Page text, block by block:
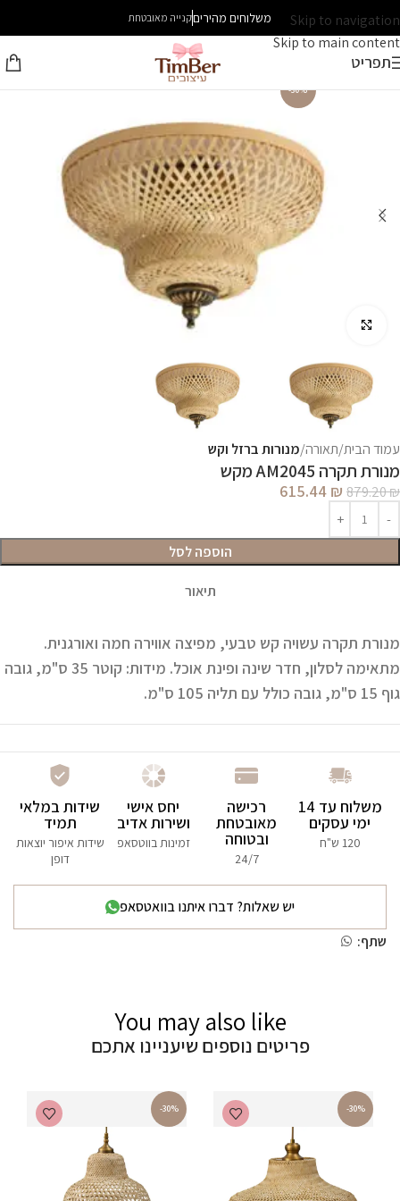
Skip to navigation
Skip to main content
משלוחים מהיריםקנייה מאובטחת
תפריט
עמוד הבית תאורה מנורות ברזל וקש
מנורת תקרה AM2045 מקש
879.20₪
615.44 ₪
הוספה לסל
תיאור
מנורת תקרה עשויה קש טבעי, מפיצה אווירה חמה ואורגנית.
מתאימה לסלון, חדר שינה ופינת אוכל. מידות:
קוטר 35 ס"מ, גובה
גוף 15 ס"מ, גובה כולל עם תליה 105 ס"מ.
-30%
משלוח עד 14
ימי עסקים
120 ש"ח
רכישה
מאובטחת
ובטוחה
24/7
יחס אישי
ושירות אדיב
זמינות בווטסאפ
שידות במלאי
תמיד
שידות איפור יוצאות
דופן
יש שאלות? דברו איתנו בוואטסאפ
שתף:
You may also like
פריטים נוספים שיעניינו אתכם
-30%
-30%